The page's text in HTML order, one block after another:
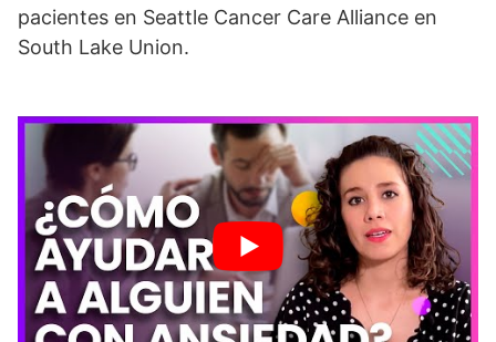
pacientes en Seattle Cancer Care Alliance en
South Lake Union.